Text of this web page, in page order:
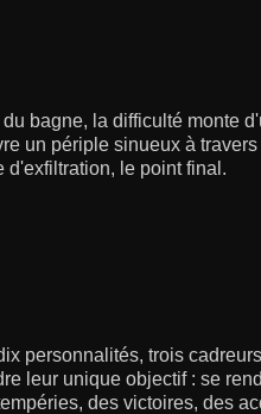
bagne, la difficulté monte
un périple sinueux à
d'exfiltration, le point final.
personnalités, trois
leur unique objectif : se
des victoires, des